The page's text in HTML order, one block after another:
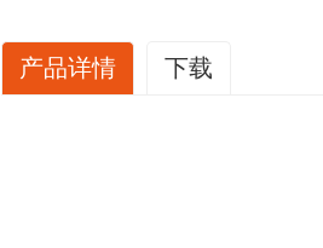
产品详情 下载